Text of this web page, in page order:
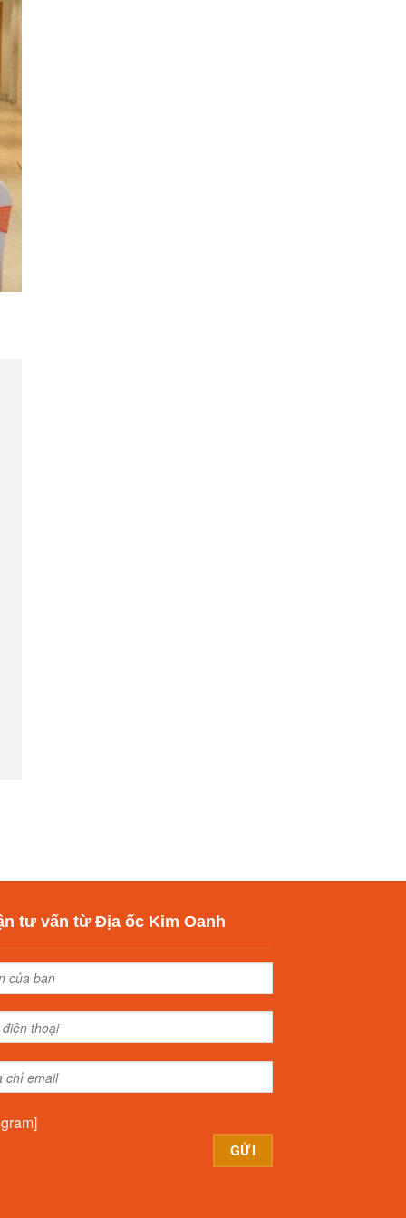
tư vấn từ Địa ốc Kim Oanh